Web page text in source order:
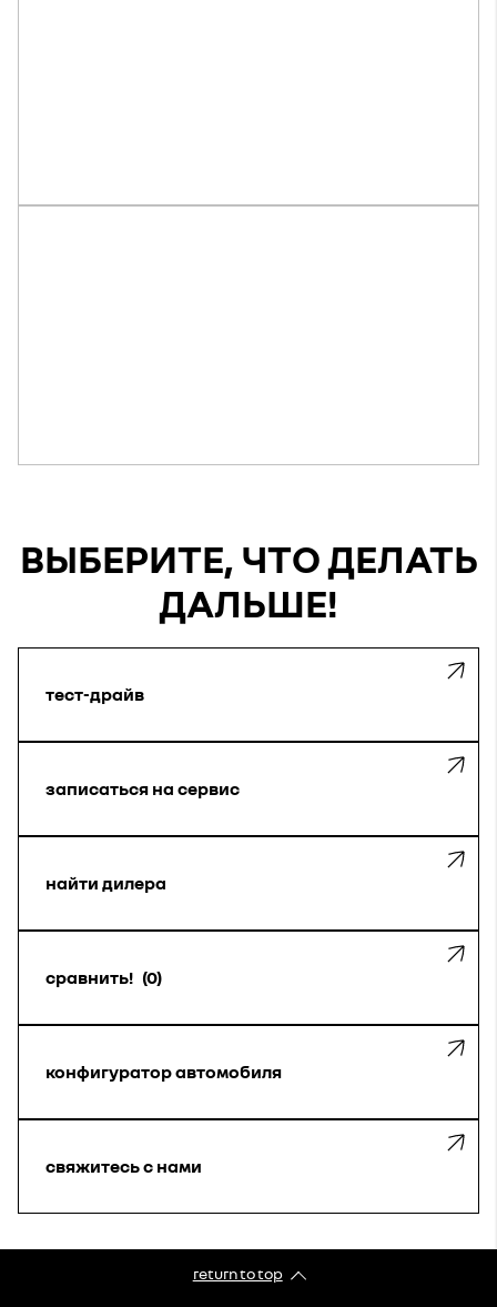
ВЫБЕРИТЕ, ЧТО ДЕЛАТЬ
ДАЛЬШЕ!
тест-драйв
записаться на сервис
найти дилера
сравнить! 0
конфигуратор автомобиля
свяжитесь с нами
return to top